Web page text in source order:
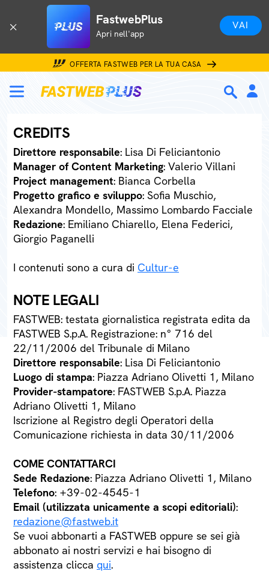
FastwebPlus
Apri nell'app
VAI
OFFERTA FASTWEB PER LA TUA CASA
CREDITS
Direttore responsabile: Lisa Di Feliciantonio
Manager of Content Marketing: Valerio Villani
Project management: Bianca Corbella
Progetto grafico e sviluppo: Sofia Muschio,
Alexandra Mondello, Massimo Lombardo Facciale
Redazione: Emiliano Chiarello, Elena Federici,
Giorgio Paganelli
I contenuti sono a cura di Cultur-e
NOTE LEGALI
FASTWEB: testata giornalistica registrata edita da
FASTWEB S.p.A. Registrazione: n° 716 del
22/11/2006 del Tribunale di Milano
Direttore responsabile: Lisa Di Feliciantonio
Luogo di stampa: Piazza Adriano Olivetti 1, Milano
Provider-stampatore: FASTWEB S.p.A. Piazza
Adriano Olivetti 1, Milano
Iscrizione al Registro degli Operatori della
Comunicazione richiesta in data 30/11/2006
COME CONTATTARCI
Sede Redazione: Piazza Adriano Olivetti 1, Milano
Telefono: +39-02-4545-1
Email (utilizzata unicamente a scopi editoriali):
redazione@fastweb.it
Se vuoi abbonarti a FASTWEB oppure se sei già
abbonato ai nostri servizi e hai bisogno di
assistenza clicca qui.